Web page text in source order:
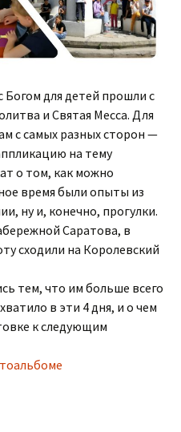
для детей прошли с
и Святая Месса. Для
с самых разных сторон —
на тему
о том, как можно
время были опыты из
ну и, конечно, прогулки.
Саратова, в
сходили на Королевский
тем, что им больше всего
в эти 4 дня, и о чем
к следующим